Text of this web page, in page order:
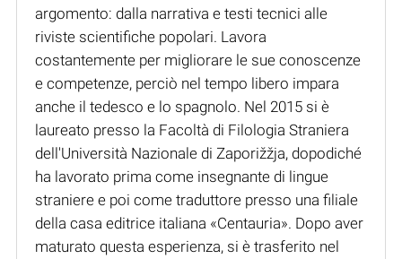
argomento: dalla narrativa e testi tecnici alle
riviste scientifiche popolari. Lavora
costantemente per migliorare le sue conoscenze
e competenze, perciò nel tempo libero impara
anche il tedesco e lo spagnolo. Nel 2015 si è
laureato presso la Facoltà di Filologia Straniera
dell'Università Nazionale di Zaporižžja, dopodiché
ha lavorato prima come insegnante di lingue
straniere e poi come traduttore presso una filiale
della casa editrice italiana «Centauria». Dopo aver
maturato questa esperienza, si è trasferito nel